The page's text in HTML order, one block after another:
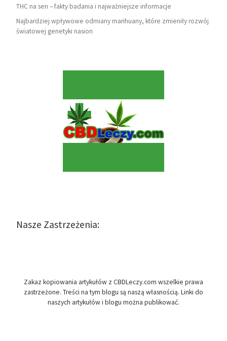
THC na sen – fakty badania i najważniejsze informacje
Najbardziej wpływowe odmiany marihuany, które zmieniły rozwój
światowej genetyki nasion
Nasze Zastrzeżenia:
Zakaz kopiowania artykułów z CBDLeczy.com wszelkie prawa
zastrzeżone. Treści na tym blogu są naszą własnością. Linki do
naszych artykułów i blogu można publikować.